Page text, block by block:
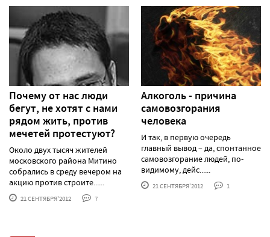
Почему от нас люди
бегут, не хотят с нами
рядом жить, против
мечетей протестуют?
Около двух тысяч жителей
московского района Митино
собрались в среду вечером на
акцию против строите......
21 СЕНТЯБРЯ'2012 7
Алкоголь - причина
самовозгорания
человека
И так, в первую очередь
главный вывод – да, спонтанное
самовозгорание людей, по-
видимому, дейс......
21 СЕНТЯБРЯ'2012 1